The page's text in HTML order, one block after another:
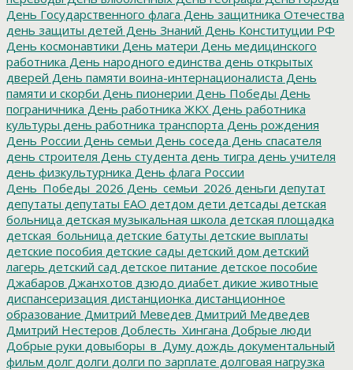
День Государственного флага День защитника Отечества
день защиты детей День Знаний День Конституции РФ
День космонавтики День матери День медицинского
работника День народного единства день открытых
дверей День памяти воина-интернационалиста День
памяти и скорби День пионерии День Победы День
пограничника День работника ЖКХ День работника
культуры день работника транспорта День рождения
День России День семьи День соседа День спасателя
день строителя День студента день тигра день учителя
день физкультурника День флага России
День_Победы_2026 День_семьи_2026 деньги депутат
депутаты депутаты ЕАО детдом дети детсады детская
больница детская музыкальная школа детская площадка
детская_больница детские батуты детские выплаты
детские пособия детские сады детский дом детский
лагерь детский сад детское питание детское пособие
Джабаров Джанхотов дзюдо диабет дикие животные
диспансеризация дистанционка дистанционное
образование Дмитрий Меведев Дмитрий Медведев
Дмитрий Нестеров Доблесть_Хингана Добрые люди
Добрые руки довыборы_в_Думу дождь документальный
фильм долг долги долги по зарплате долговая нагрузка